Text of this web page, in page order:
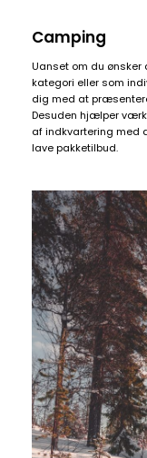
Camping
Uanset om du
kategori eller som
dig med at
Desuden hjælper
af indkvartering med
lave pakketilbud.
Daily
anti-
aging
cream